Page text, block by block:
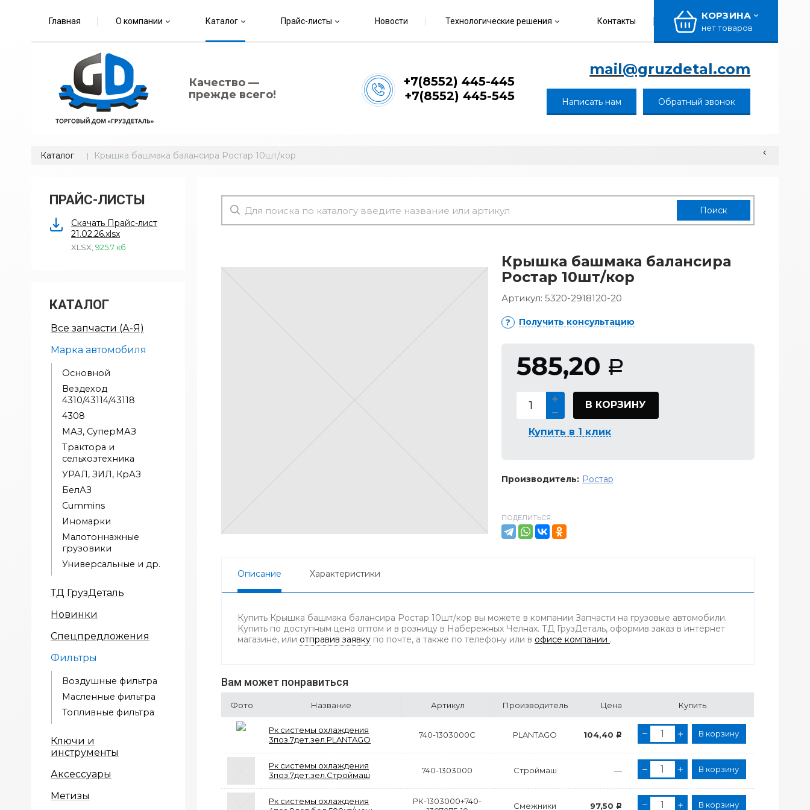
Главная О компании Каталог Прайс-листы Новости Технологические решения Контакты КОРЗИНА
нет товаров
Качество —
прежде всего!
+7(8552) 445-445
+7(8552) 445-545
mail@gruzdetal.com
Написать нам Обратный звонок
Каталог Крышка башмака балансира Ростар 10шт/кор
ПРАЙС-ЛИСТЫ
Скачать Прайс-лист
21.02.26.xlsx
XLSX 925.7 кб
КАТАЛОГ
Все запчасти (А-Я)
Марка автомобиля
Основной
Вездеход
4310/43114/43118
4308
МАЗ, СуперМАЗ
Трактора и
сельхозтехника
УРАЛ, ЗИЛ, КрАЗ
БелАЗ
Cummins
Иномарки
Малотоннажные
грузовики
Универсальные и др.
ТД ГрузДеталь
Новинки
Спецпредложения
Фильтры
Воздушные фильтра
Масленные фильтра
Топливные фильтра
Ключи и
инструменты
Аксессуары
Метизы
Крышка башмака балансира
Ростар 10шт/кор
Артикул: 5320-2918120-20
Получить консультацию
585,20 Р
В КОРЗИНУ
Купить в 1 клик
Производитель: Ростар
ПОДЕЛИТЬСЯ:
Описание Характеристики
Купить Крышка башмака балансира Ростар 10шт/кор вы можете в компании Запчасти на грузовые автомобили.
Купить по доступным цена оптом и в розницу в Набережных Челнах. ТД ГрузДеталь, оформив заказ в интернет
магазине, или отправив заявку по почте, а также по телефону или в офисе компании .
Вам может понравиться
Фото Название Артикул Производитель Цена Купить
Рк системы охлаждения
3поз.7дет.зел.PLANTAGO
740-1303000С PLANTAGO 104,40 Р В корзину
Рк системы охлаждения
3поз.7дет.зел.Строймаш
740-1303000 Строймаш — В корзину
Рк системы охлаждения
РК-1303000+740-
Смежники 97,50 Р В корзину